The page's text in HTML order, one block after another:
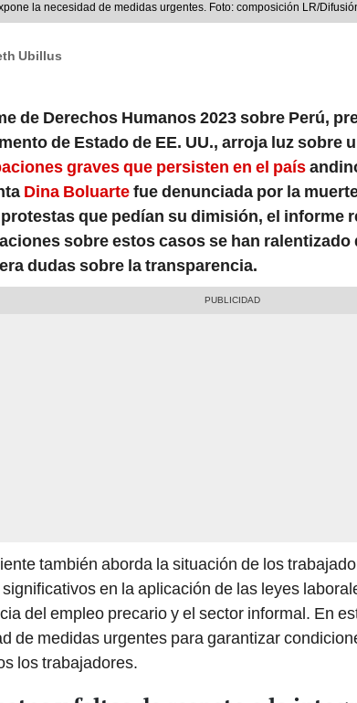
la necesidad de medidas urgentes. Foto: composición LR/
Ubillus
de Derechos Humanos 2023 sobre Perú,
de Estado de EE. UU., arroja luz sobre
graves que persisten en el país
Dina Boluartefue denunciada por la
que pedían su dimisión, el informe
sobre estos casos se han ralentizado
dudas sobre la transparencia.
también aborda la situación de los
en la aplicación de las leyes
del empleo precario y el sector informal. En
de medidas urgentes para garantizar
los trabajadores.